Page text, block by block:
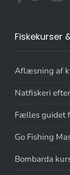
Fiskekurser
Aflæsning af
Natfiskeri
Fælles guidet
Go Fishing
Bombarda